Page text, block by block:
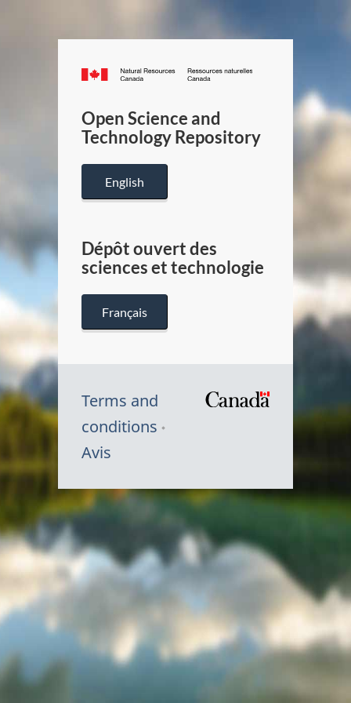
Canada.ca
/
Canada
Open Science and
Technology Repository
English
Dépôt ouvert des
sciences et technologie
Français
Terms and
conditions
Avis
Symbole
du